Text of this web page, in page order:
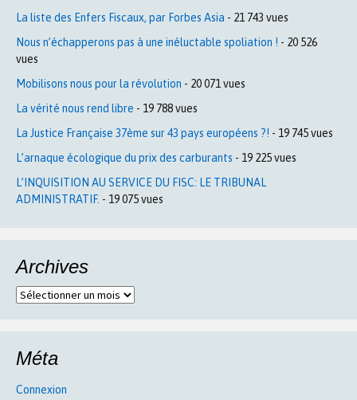
La liste des Enfers Fiscaux, par Forbes Asia - 21 743 vues
Nous n’échapperons pas à une inéluctable spoliation ! - 20 526
vues
Mobilisons nous pour la révolution - 20 071 vues
La vérité nous rend libre - 19 788 vues
La Justice Française 37ème sur 43 pays européens ?! - 19 745 vues
L’arnaque écologique du prix des carburants - 19 225 vues
L’INQUISITION AU SERVICE DU FISC: LE TRIBUNAL
ADMINISTRATIF. - 19 075 vues
Archives
Archives
Méta
Connexion